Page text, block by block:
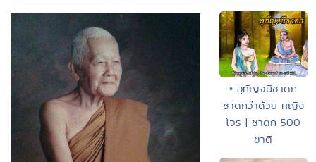
• อุทัญจนีชาดก
ชาดกว่าด้วย หญิง
โจร | ชาดก 500
ชาติ